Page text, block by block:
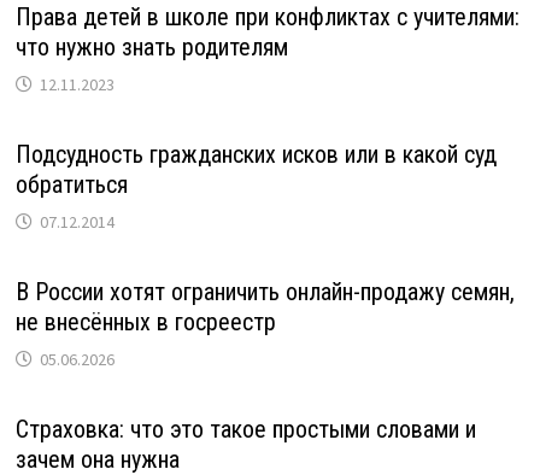
Права детей в школе при конфликтах с учителями:
что нужно знать родителям
12.11.2023
Подсудность гражданских исков или в какой суд
обратиться
07.12.2014
В России хотят ограничить онлайн-продажу семян,
не внесённых в госреестр
05.06.2026
Страховка: что это такое простыми словами и
зачем она нужна